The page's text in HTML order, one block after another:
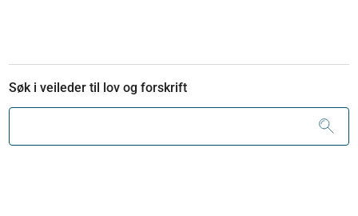
Søk i veileder til lov og forskrift